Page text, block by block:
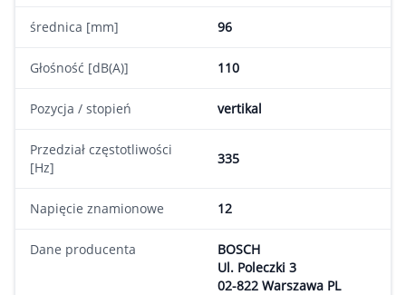
średnica [mm] 96
Głośność [dB(A)] 110
Pozycja / stopień vertikal
Przedział częstotliwości
[Hz]
335
Napięcie znamionowe 12
Dane producenta
BOSCH
Ul. Poleczki 3
02-822 Warszawa PL